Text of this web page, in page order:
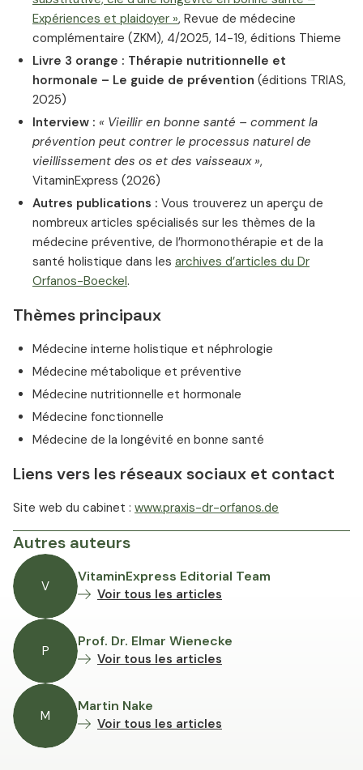
Expériences et plaidoyer », Revue de médecine
complémentaire (ZKM), 4/2025, 14-19, éditions Thieme
Livre 3 orange : Thérapie nutritionnelle et
hormonale – Le guide de prévention (éditions TRIAS,
2025)
Interview : « Vieillir en bonne santé – comment la
prévention peut contrer le processus naturel de
vieillissement des os et des vaisseaux »,
VitaminExpress (2026)
Autres publications : Vous trouverez un aperçu de
nombreux articles spécialisés sur les thèmes de la
médecine préventive, de l’hormonothérapie et de la
santé holistique dans les archives d’articles du Dr
Orfanos-Boeckel.
Thèmes principaux
Médecine interne holistique et néphrologie
Médecine métabolique et préventive
Médecine nutritionnelle et hormonale
Médecine fonctionnelle
Médecine de la longévité en bonne santé
Liens vers les réseaux sociaux et contact
Site web du cabinet : www.praxis-dr-orfanos.de
Autres auteurs
V
VitaminExpress Editorial Team
Voir tous les articles
P
Prof. Dr. Elmar Wienecke
Voir tous les articles
M
Martin Nake
Voir tous les articles